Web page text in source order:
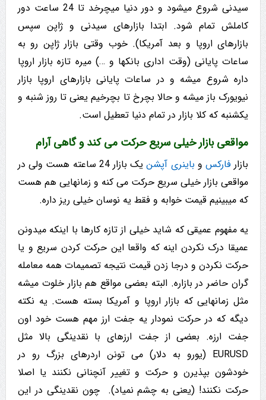
سیدنی شروع میشود و دور دنیا میچرخد تا 24 ساعت دور
کاملش تمام شود. ابتدا بازارهای سیدنی و ژاپن سپس
بازارهای اروپا و بعد آمریکا). خوب وقتی بازار ژاپن رو به
ساعات پایانی (وقت اداری بانکها و …) میره تازه بازار اروپا
داره شروع میشه و در ساعات پایانی بازارهای اروپا بازار
نیویورک باز میشه و حالا بچرخ تا بچرخیم یعنی تا روز شنبه و
یکشنبه که کلا بازار در تمام دنیا تعطیل است.
مواقعی بازار خیلی سریع حرکت می کند و گاهی آرام
بازارفارکس و باینری آپشن
یک بازار 24 ساعته هست ولی در
مواقعی بازار خیلی سریع حرکت می کنه و زمانهایی هم هست
که میبینیم قیمت خوابه و فقط یه نوسان خیلی ریز داره.
یه مفهوم عمیقی که شاید خیلی از تازه کارها با اینکه میدونن
عمیقا درک نکردن اینه که واقعا این حرکت کردن سریع و یا
حرکت نکردن و درجا زدن قیمت نتیجه تصمیمات همه معامله
گران حاضر در بازاره. البته بعضی مواقع هم بازار خلوت میشه
مثل زمانهایی که بازار اروپا و آمریکا بسته هست. یه نکته
دیگه که در حرکت نمودار یه جفت ارز مهم هست خود اون
جفت ارزه. بعضی از جفت ارزهای با نقدینگی بالا مثل
EURUSD (یورو به دلار) می تونن اردرهای بزرگ رو در
خودشون بپذیرن و حرکت و تغییر آنچنانی نکنند یا اصلا
حرکت نکنند! (یعنی به چشم نمیاد). چون نقدینگی در این